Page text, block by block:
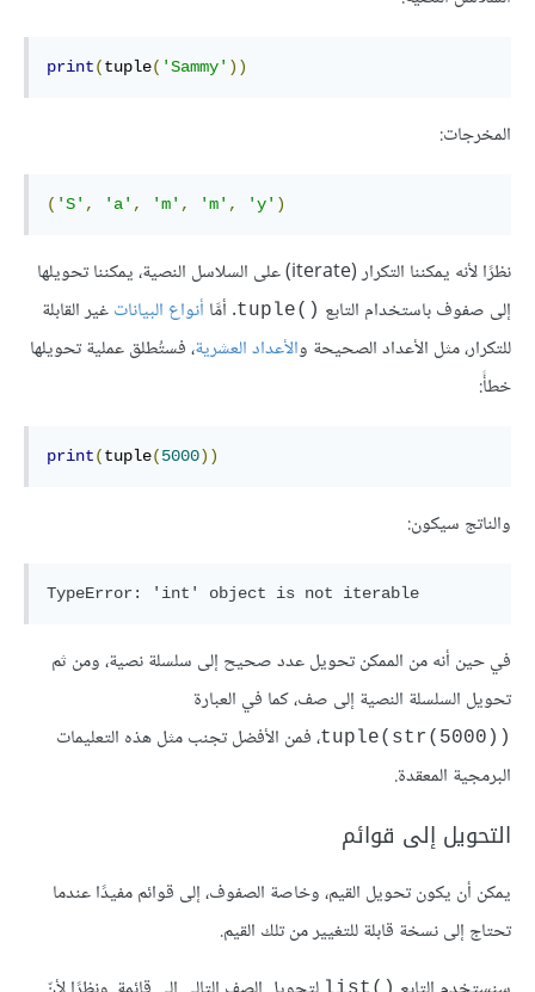
print(tuple( 'Sammy' ))
المخرجات:
( 'S' , 'a' , 'm' , 'm' , 'y' )
نظرًا لأنه يمكننا التكرار (iterate) على السلاسل النصية، يمكننا تحويلها
إلى صفوف باستخدام التابع tuple()‎. أمَّا أنواع البياناتغير القابلة
للتكرار، مثل الأعداد الصحيحة والأعداد العشرية، فستُطلق عملية تحويلها
خطأً:
print(tuple(5000))
والناتج سيكون:
TypeError: 'int' object is not iterable
في حين أنه من الممكن تحويل عدد صحيح إلى سلسلة نصية، ومن ثم
تحويل السلسلة النصية إلى صف، كما في العبارة
tuple(str(5000))‎، فمن الأفضل تجنب مثل هذه التعليمات
البرمجية المعقدة.
التحويل إلى قوائم
يمكن أن يكون تحويل القيم، وخاصة الصفوف، إلى قوائم مفيدًا عندما
تحتاج إلى نسخة قابلة للتغيير من تلك القيم.